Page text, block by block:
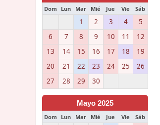
Dom Lun Mar Mié Jue Vie Sáb
1 2 3 4
5
6
7 8 9 10 11
12
13
14 15 16 17 18
19
20
21 22 23 24 25
26
27
28 29 30
Mayo 2025
Dom Lun Mar Mié Jue Vie Sáb